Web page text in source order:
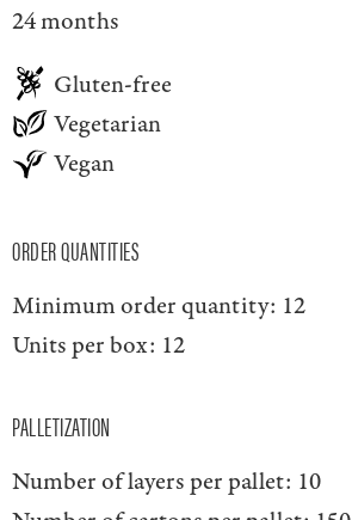
24 months
Gluten-free
Vegetarian
Vegan
ORDER QUANTITIES
Minimum order quantity: 12
Units per box: 12
PALLETIZATION
Number of layers per pallet: 10